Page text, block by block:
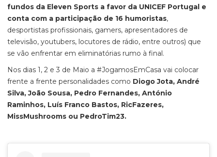
fundos da Eleven Sports a favor da UNICEF Portugal e
conta com a participação de 16 humoristas,
desportistas profissionais, gamers, apresentadores de
televisão, youtubers, locutores de rádio, entre outros) que
se vão enfrentar em eliminatórias rumo à final.
Nos dias 1, 2 e 3 de Maio a #JogamosEmCasa vai colocar
frente a frente personalidades como Diogo Jota, André
Silva, João Sousa, Pedro Fernandes, António
Raminhos, Luís Franco Bastos, RicFazeres,
MissMushrooms ou PedroTim23.